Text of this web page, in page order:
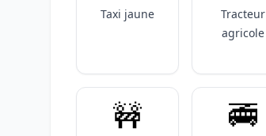
Taxi jaune
Tracteur
agricole
🚧 🚎